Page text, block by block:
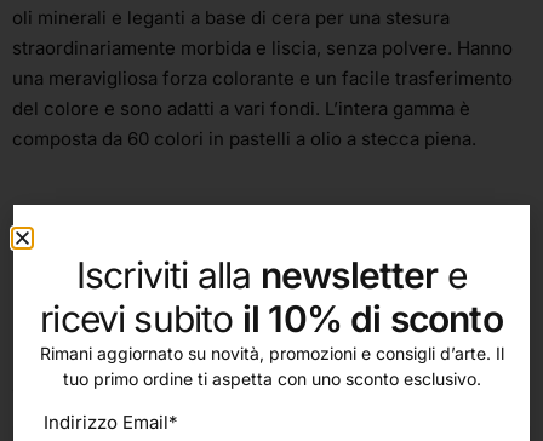
oli minerali e leganti a base di cera per una stesura
straordinariamente morbida e liscia, senza polvere. Hanno
una meravigliosa forza colorante e un facile trasferimento
del colore e sono adatti a vari fondi. L’intera gamma è
composta da 60 colori in pastelli a olio a stecca piena.
altri nostri prodotti
Iscriviti alla newslettere
ricevi subito il 10% di sconto
Rimani aggiornato su novità, promozioni e consigli d’arte. Il
tuo primo ordine ti aspetta con uno sconto esclusivo.
Indirizzo Email*